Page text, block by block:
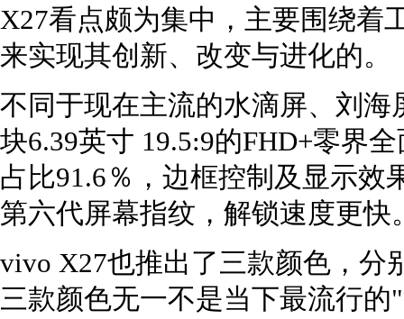
X27看点颇为集中，主要围绕着
来实现其创新、改变与进化的。
不同于现在主流的水滴屏、刘
块6.39英寸 19.5:9的FHD+零界
占比91.6％，边框控制及显示效
第六代屏幕指纹，解锁速度更快
vivo X27也推出了三款颜色，分
三款颜色无一不是当下最流行